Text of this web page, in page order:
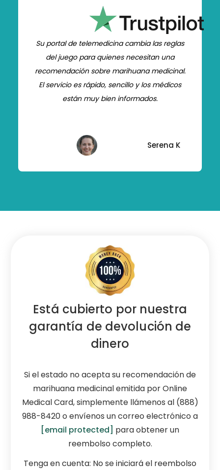
Su portal de telemedicina cambia las reglas
del juego para quienes necesitan una
recomendación sobre marihuana medicinal.
El servicio es rápido, sencillo y los médicos
están muy bien informados.
Serena K
Está cubierto por nuestra
garantía de devolución de
dinero
Si el estado no acepta su recomendación de
marihuana medicinal emitida por Online
Medical Card, simplemente llámenos al (888)
988-8420 o envíenos un correo electrónico a
[email protected] para obtener un
reembolso completo.
Tenga en cuenta: No se iniciará el reembolso